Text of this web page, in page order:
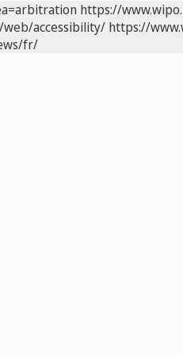
https://
accessibility/ https://
fr/